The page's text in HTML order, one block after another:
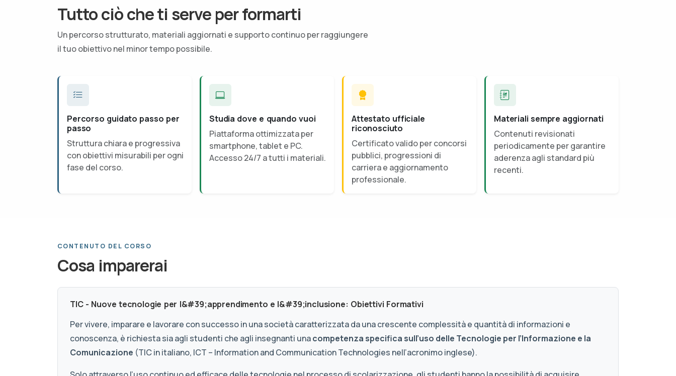
Tutto ciò che ti serve per formarti
Un percorso strutturato, materiali aggiornati e supporto continuo per raggiungere
il tuo obiettivo nel minor tempo possibile.
Percorso guidato passo per
passo
Struttura chiara e progressiva
con obiettivi misurabili per ogni
fase del corso.
Studia dove e quando vuoi
Piattaforma ottimizzata per
smartphone, tablet e PC.
Accesso 24/7 a tutti i materiali.
Attestato ufficiale
riconosciuto
Certificato valido per concorsi
pubblici, progressioni di
carriera e aggiornamento
professionale.
Materiali sempre aggiornati
Contenuti revisionati
periodicamente per garantire
aderenza agli standard più
recenti.
CONTENUTO DEL CORSO
Cosa imparerai
TIC - Nuove tecnologie per l&#39;apprendimento e l&#39;inclusione: Obiettivi Formativi
Per vivere, imparare e lavorare con successo in una società caratterizzata da una crescente complessità e quantità di informazioni e
conoscenza, è richiesta sia agli studenti che agli insegnanti unacompetenza specifica sull’uso delle Tecnologie per l’Informazione e la
Comunicazione (TIC in italiano, ICT – Information and Communication Technologies nell’acronimo inglese).